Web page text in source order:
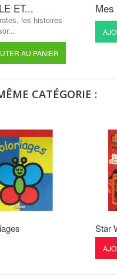
ET...
les histoires
AU PANIER
Mes
CATÉGORIE :
Star